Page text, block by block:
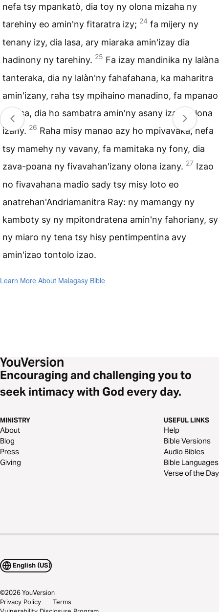
nefa tsy mpankatò, dia toy ny olona mizaha ny
tarehiny eo amin'ny fitaratra izy; 24 fa mijery ny
tenany izy, dia lasa, ary miaraka amin'izay dia
hadinony ny tarehiny. 25 Fa izay mandinika ny lalàna
tanteraka, dia ny lalàn'ny fahafahana, ka maharitra
amin'izany, raha tsy mpihaino manadino, fa mpanao
ny asa, dia ho sambatra amin'ny asany izany olona
izany. 26 Raha misy manao azy ho mpivavaka, nefa
tsy mamehy ny vavany, fa mamitaka ny fony, dia
zava-poana ny fivavahan'izany olona izany. 27 Izao
no fivavahana madio sady tsy misy loto eo
anatrehan'Andriamanitra Ray: ny mamangy ny
kamboty sy ny mpitondratena amin'ny fahoriany, sy
ny miaro ny tena tsy hisy pentimpentina avy
amin'izao tontolo izao.
Learn More About Malagasy Bible
Encouraging and challenging you to
seek intimacy with God every day.
MINISTRY
About
Blog
Press
Giving
USEFUL LINKS
Help
Bible Versions
Audio Bibles
Bible Languages
Verse of the Day
English (US)
©2026YouVersion
Privacy Policy
Terms